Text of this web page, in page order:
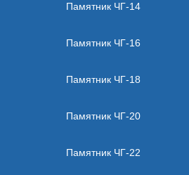
Памятник ЧГ-14
Памятник ЧГ-16
Памятник ЧГ-18
Памятник ЧГ-20
Памятник ЧГ-22